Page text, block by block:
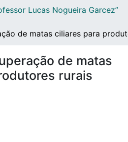
Lucas Nogueira Garcez”
de matas ciliares para
de matas
rurais